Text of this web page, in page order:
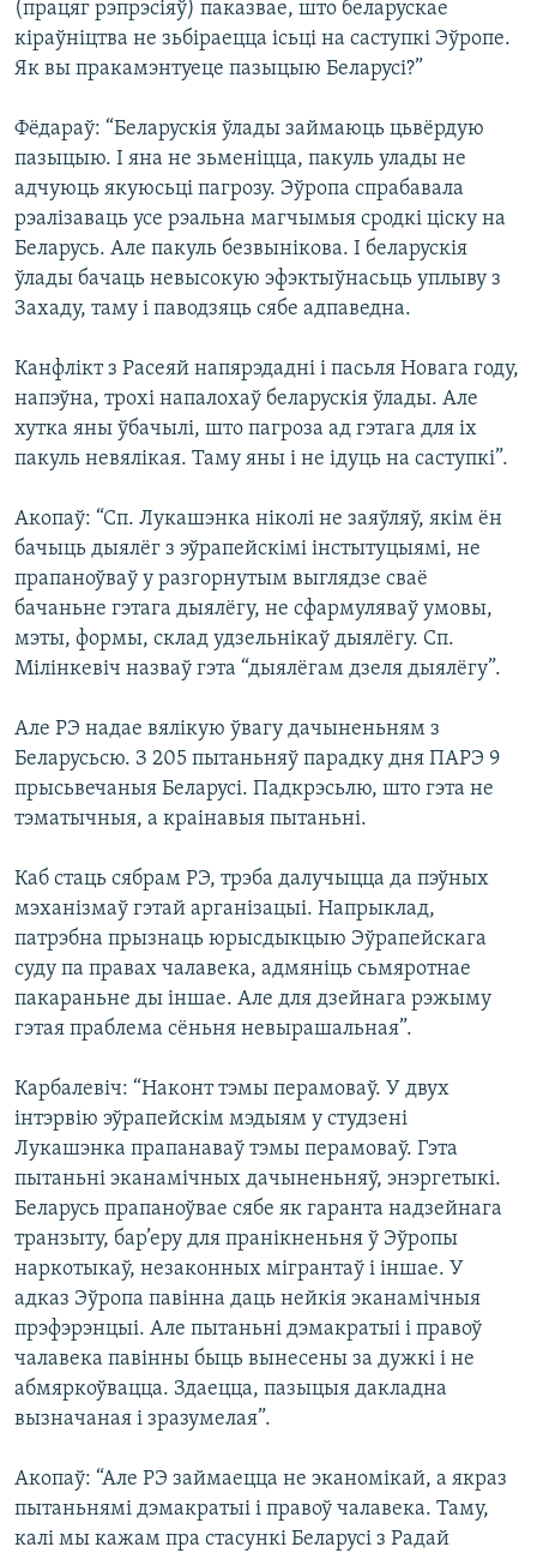
(працяг рэпрэсіяў) паказвае, што беларускае
кіраўніцтва не зьбіраецца ісьці на саступкі Эўропе.
Як вы пракамэнтуеце пазыцыю Беларусі?”
Фёдараў: “Беларускія ўлады займаюць цьвёрдую
пазыцыю. І яна не зьменіцца, пакуль улады не
адчуюць якуюсьці пагрозу. Эўропа спрабавала
рэалізаваць усе рэальна магчымыя сродкі ціску на
Беларусь. Але пакуль безвынікова. І беларускія
ўлады бачаць невысокую эфэктыўнасьць уплыву з
Захаду, таму і паводзяць сябе адпаведна.
Канфлікт з Расеяй напярэдадні і пасьля Новага году,
напэўна, трохі напалохаў беларускія ўлады. Але
хутка яны ўбачылі, што пагроза ад гэтага для іх
пакуль невялікая. Таму яны і не ідуць на саступкі”.
Акопаў: “Сп. Лукашэнка ніколі не заяўляў, якім ён
бачыць дыялёг з эўрапейскімі інстытуцыямі, не
прапаноўваў у разгорнутым выглядзе сваё
бачаньне гэтага дыялёгу, не сфармуляваў умовы,
мэты, формы, склад удзельнікаў дыялёгу. Сп.
Мілінкевіч назваў гэта “дыялёгам дзеля дыялёгу”.
Але РЭ надае вялікую ўвагу дачыненьням з
Беларусьсю. З 205 пытаньняў парадку дня ПАРЭ 9
прысьвечаныя Беларусі. Падкрэсьлю, што гэта не
тэматычныя, а краінавыя пытаньні.
Каб стаць сябрам РЭ, трэба далучыцца да пэўных
мэханізмаў гэтай арганізацыі. Напрыклад,
патрэбна прызнаць юрысдыкцыю Эўрапейскага
суду па правах чалавека, адмяніць сьмяротнае
пакараньне ды іншае. Але для дзейнага рэжыму
гэтая праблема сёньня невырашальная”.
Карбалевіч: “Наконт тэмы перамоваў. У двух
інтэрвію эўрапейскім мэдыям у студзені
Лукашэнка прапанаваў тэмы перамоваў. Гэта
пытаньні эканамічных дачыненьняў, энэргетыкі.
Беларусь прапаноўвае сябе як гаранта надзейнага
транзыту, бар’еру для пранікненьня ў Эўропы
наркотыкаў, незаконных мігрантаў і іншае. У
адказ Эўропа павінна даць нейкія эканамічныя
прэфэрэнцыі. Але пытаньні дэмакратыі і правоў
чалавека павінны быць вынесены за дужкі і не
абмяркоўвацца. Здаецца, пазыцыя дакладна
вызначаная і зразумелая”.
Акопаў: “Але РЭ займаецца не эканомікай, а якраз
пытаньнямі дэмакратыі і правоў чалавека. Таму,
калі мы кажам пра стасункі Беларусі з Радай